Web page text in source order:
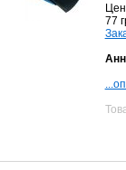
77